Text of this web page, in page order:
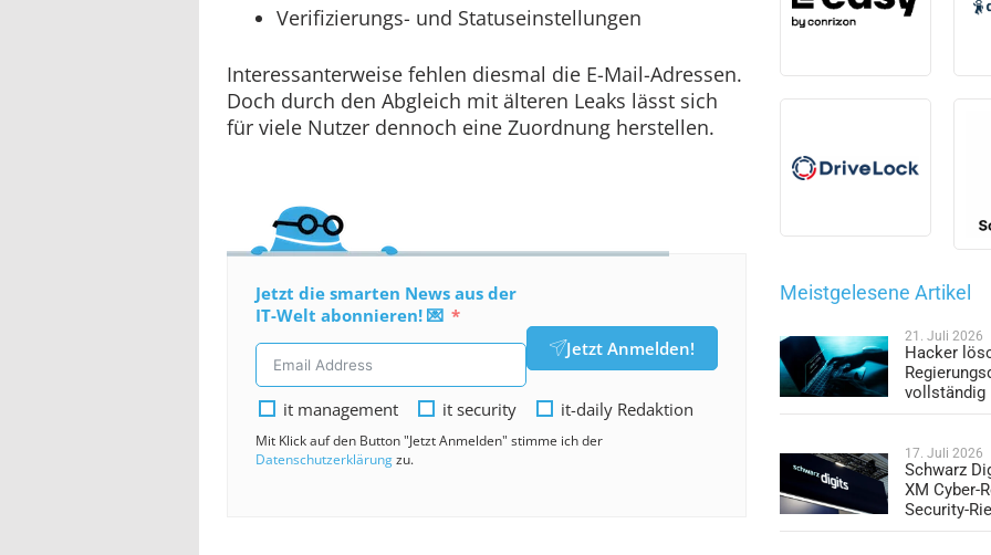
Verifizierungs- und Statuseinstellungen
Interessanterweise fehlen diesmal die E-Mail-Adressen.
Doch durch den Abgleich mit älteren Leaks lässt sich
für viele Nutzer dennoch eine Zuordnung herstellen.
Jetzt die smarten News aus der
IT-Welt abonnieren! 💌
Jetzt Anmelden!
it management it security it-daily Redaktion
Mit Klick auf den Button "Jetzt Anmelden" stimme ich der
Datenschutzerklärungzu.
Meistgelesene Artikel
21. Juli 2026
Hacker
vollständig
17. Juli 2026
Schwarz
XM Cyber-
Security-